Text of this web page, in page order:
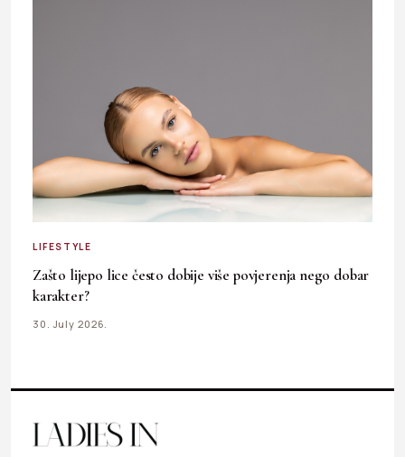
LIFESTYLE
Zašto lijepo lice često dobije više povjerenja nego dobar
karakter?
30. July 2026.